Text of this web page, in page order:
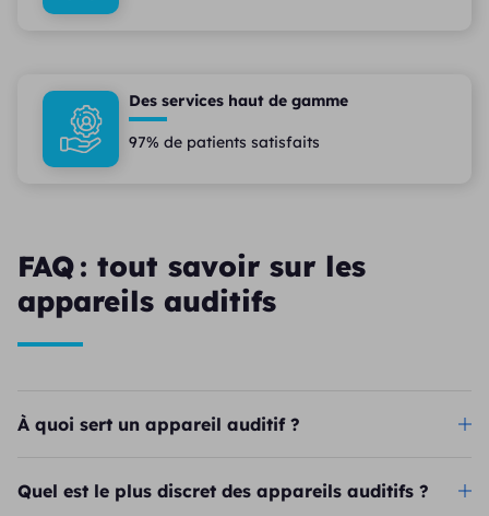
Des services haut de gamme
97% de patients satisfaits
FAQ : tout savoir sur les
appareils auditifs
À quoi sert un appareil auditif ?
Quel est le plus discret des appareils auditifs ?